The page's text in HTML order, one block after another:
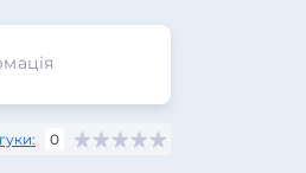
0